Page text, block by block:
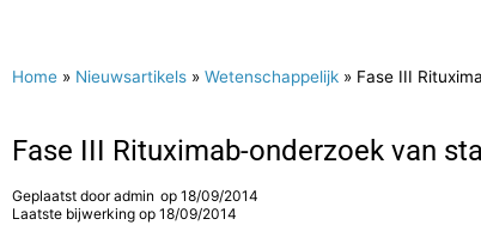
Home » Nieuwsartikels » Wetenschappelijk » Fase III
Fase III Rituximab-onderzoek van
Geplaatst dooradmin op 18/09/2014
Laatste bijwerking op 18/09/2014